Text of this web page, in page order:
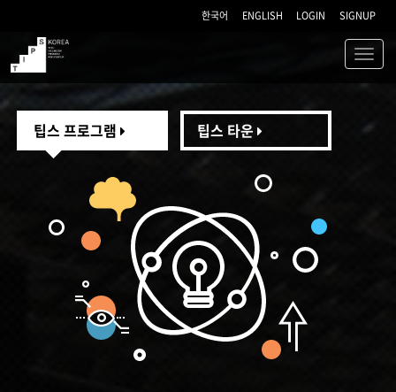
한국어 ENGLISH LOGIN SIGNUP
TIPS
팁스 프로그램 팁스 타운